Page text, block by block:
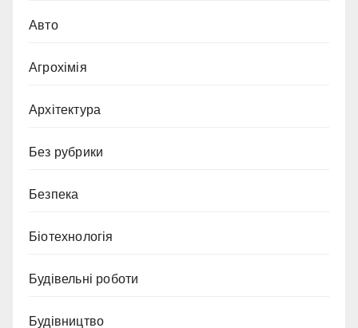
Авто
Агрохімія
Архітектура
Без рубрики
Безпека
Біотехнологія
Будівельні роботи
Будівництво